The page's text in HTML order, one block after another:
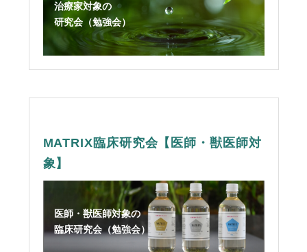
治療家対象の
研究会（勉強会）
MATRIX臨床研究会【医師・獣医師対
象】
医師・獣医師対象の
臨床研究会（勉強会）